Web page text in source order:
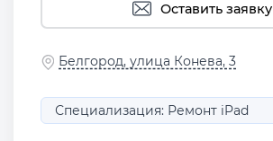
Оставить заявку
Белгород, улица Конева, 3
Специализация: Ремонт iPad